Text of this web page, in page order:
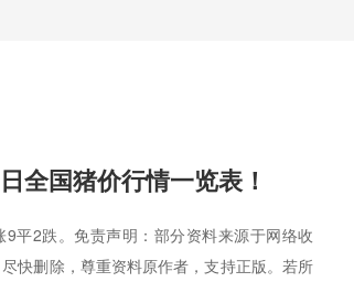
全国猪价行情一览表！
平2跌。免责声明：部分资料来源于网络收
快删除，尊重资料原作者，支持正版。若所